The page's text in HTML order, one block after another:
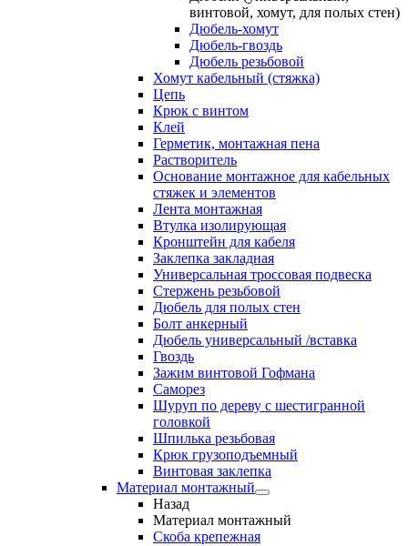
винтовой, хомут, для полых стен)
Дюбель-хомут
Дюбель-гвоздь
Дюбель резьбовой
Хомут кабельный (стяжка)
Цепь
Крюк с винтом
Клей
Герметик, монтажная пена
Растворитель
Основание монтажное для кабельных
стяжек и элементов
Лента монтажная
Втулка изолирующая
Кронштейн для кабеля
Заклепка закладная
Универсальная троссовая подвеска
Стержень резьбовой
Дюбель для полых стен
Болт анкерный
Дюбель универсальный /вставка
Гвоздь
Зажим винтовой Гофмана
Саморез
Шуруп по дереву с шестигранной
головкой
Шпилька резьбовая
Крюк грузоподъемный
Винтовая заклепка
Материал монтажный
Назад
Материал монтажный
Скоба крепежная